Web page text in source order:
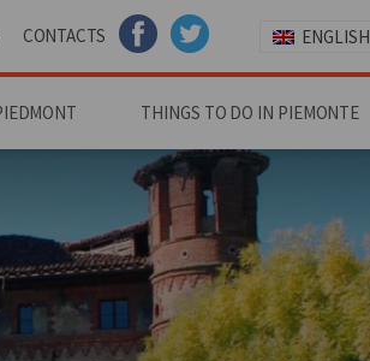
CONTACTS
FACEBOOKTWITTER
ENGLISH
THINGS TO DO IN PIEMONTE